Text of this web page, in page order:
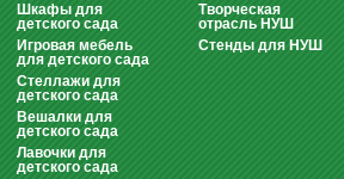
Шкафы для
детского сада
Игровая мебель
для детского сада
Стеллажи для
детского сада
Вешалки для
детского сада
Лавочки для
детского сада
Творческая
отрасль НУШ
Стенды для НУШ